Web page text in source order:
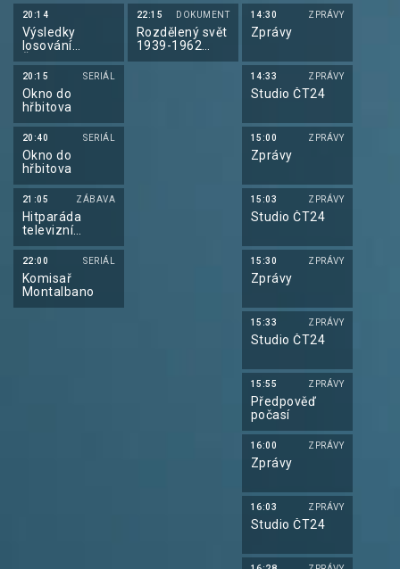
20:14
Výsledky
losování
Šťastných 10 a
Extra Renty
20:15 SERIÁL
Okno do
hřbitova
20:40 SERIÁL
Okno do
hřbitova
21:05 ZÁBAVA
Hitparáda
televizní
zábavy
22:00 SERIÁL
Komisař
Montalbano
22:15 DOKUMENT
Rozdělený svět
1939-1962
(5/6)
14:30 ZPRÁVY
Zprávy
14:33 ZPRÁVY
Studio ČT24
15:00 ZPRÁVY
Zprávy
15:03 ZPRÁVY
Studio ČT24
15:30 ZPRÁVY
Zprávy
15:33 ZPRÁVY
Studio ČT24
15:55 ZPRÁVY
Předpověď
počasí
16:00 ZPRÁVY
Zprávy
16:03 ZPRÁVY
Studio ČT24